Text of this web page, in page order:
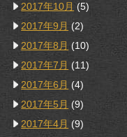
2017年10月 (5)
2017年9月 (2)
2017年8月 (10)
2017年7月 (11)
2017年6月 (4)
2017年5月 (9)
2017年4月 (9)